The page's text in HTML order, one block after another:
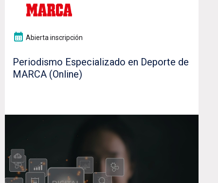
Abierta inscripción
Periodismo Especializado en Deporte de
MARCA (Online)